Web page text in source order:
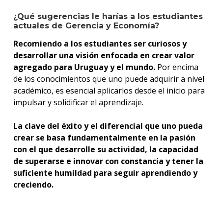
¿Qué sugerencias le harías a los estudiantes
actuales de Gerencia y Economía?
Recomiendo a los estudiantes ser curiosos y
desarrollar una visión enfocada en crear valor
agregado para Uruguay y el mundo.Por encima
de los conocimientos que uno puede adquirir a nivel
académico, es esencial aplicarlos desde el inicio para
impulsar y solidificar el aprendizaje.
La clave del éxito y el diferencial que uno pueda
crear se basa fundamentalmente en la pasión
con el que desarrolle su actividad, la capacidad
de superarse e innovar con constancia y tener la
suficiente humildad para seguir aprendiendo y
creciendo.